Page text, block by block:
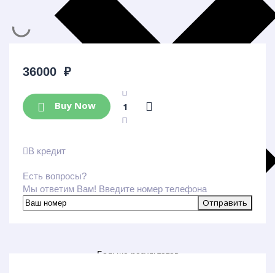
Больше результатов
36000 ₽
Buy Now
В кредит
Есть вопросы?
Мы ответим Вам! Введите номер телефона